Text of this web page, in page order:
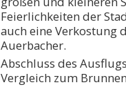
Feierlichkeiten der
auch eine Verkostung
Auerbacher.
Abschluss des
Vergleich zum